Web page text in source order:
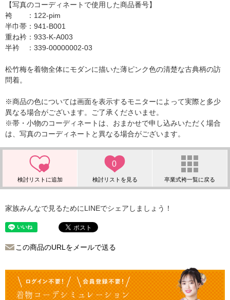
【写真のコーディネートで使用した商品番号】
袴 ：122-pim
半巾帯：941-B001
重ね衿：933-K-A003
半衿 ：339-00000002-03
松竹梅を着物全体にモダンに描いた薄ピンク色の清楚な古典柄の訪
問着。
※商品の色については画面を表示するモニターによって実際と多少
異なる場合がございます。ご了承くださいませ。
※帯・小物のコーディネートは、おまかせで申し込みいただく場合
は、写真のコーディネートと異なる場合がございます。
0
家族みんなで見るためにLINEでシェアしましょう！
この商品のURLをメールで送る